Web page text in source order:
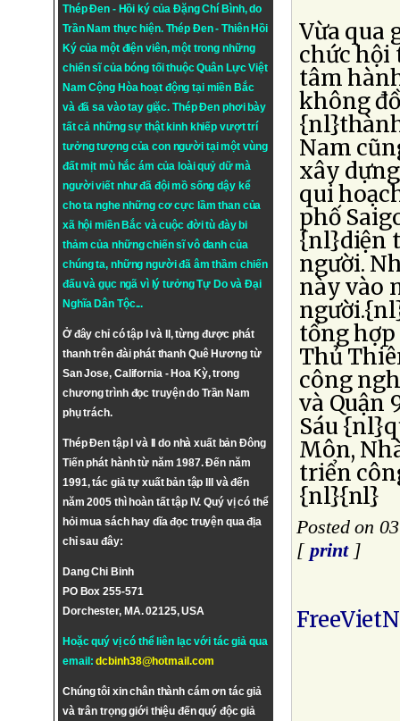
Thép Đen - Hồi ký của Đặng Chí Bình, do
Trần Nam thực hiện. Thép Đen- Thiên Hồi
Ký của một điện viên, một trong những
chiến sĩ của bóng tối thuộc Quân Lực Việt
Nam Cộng Hòa hoạt động tại miền Bắc
và đã sa vào tay giặc. Thép Đen phơi bày
tất cả những sự thật kinh khiếp vượt trí
tưởng tượng của con người tại một vùng
đất mịt mù hắc ám của loài quỷ dữ mà
người viết như đã đội mồ sống dậy kể
cho ta nghe những cơ cực lầm than của
xã hội miền Bắc và cuộc đời tù đày bi
thảm của những chiến sĩ vô danh của
chúng ta, những người đã âm thầm chiến
đấu và gục ngã vì lý tưởngTự DovàĐại
Nghĩa Dân Tộc...
Ở đây chỉ có tập I và II, từng được phát
thanh trên đài phát thanh Quê Hương từ
San Jose, California - Hoa Kỳ, trong
chương trình đọc truyện do Trần Nam
phụ trách.
Thép Đen tập I và II do nhà xuất bản Đông
Tiến phát hành từ năm 1987. Đến năm
1991, tác giả tự xuất bản tập III và đến
năm 2005 thì hoàn tất tập IV. Quý vị có thể
hỏi mua sách hay dĩa đọc truyện qua địa
chỉ sau đây:
Dang Chi Binh
PO Box 255-571
Dorchester, MA. 02125, USA
Hoặc quý vị có thể liên lạc với tác giả qua
email:dcbinh38@hotmail.com
Chúng tôi xin chân thành cám ơn tác giả
và trân trọng giới thiệu đến quý độc giả
Vừa qua
chức hội
tâm
không
Nam
xây
qui
phố
{nl}diện
người.
này vào
tổng
Thủ
công
và Quận
Sáu
Môn,
triển
{nl}{nl}
Posted on
[ print]